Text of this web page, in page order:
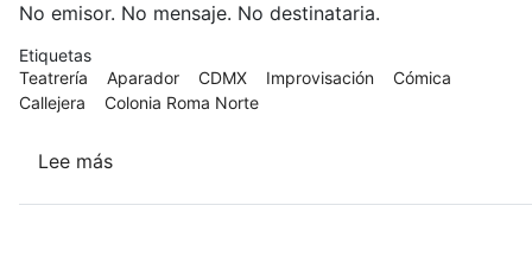
No emisor. No mensaje. No destinataria.
Etiquetas
Teatrería
Aparador CDMX Improvisación
Cómica
Callejera
Colonia Roma Norte
Lee más